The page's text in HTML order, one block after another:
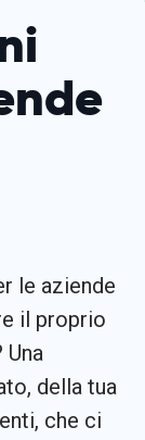
le aziende
il proprio
della tua
che ci